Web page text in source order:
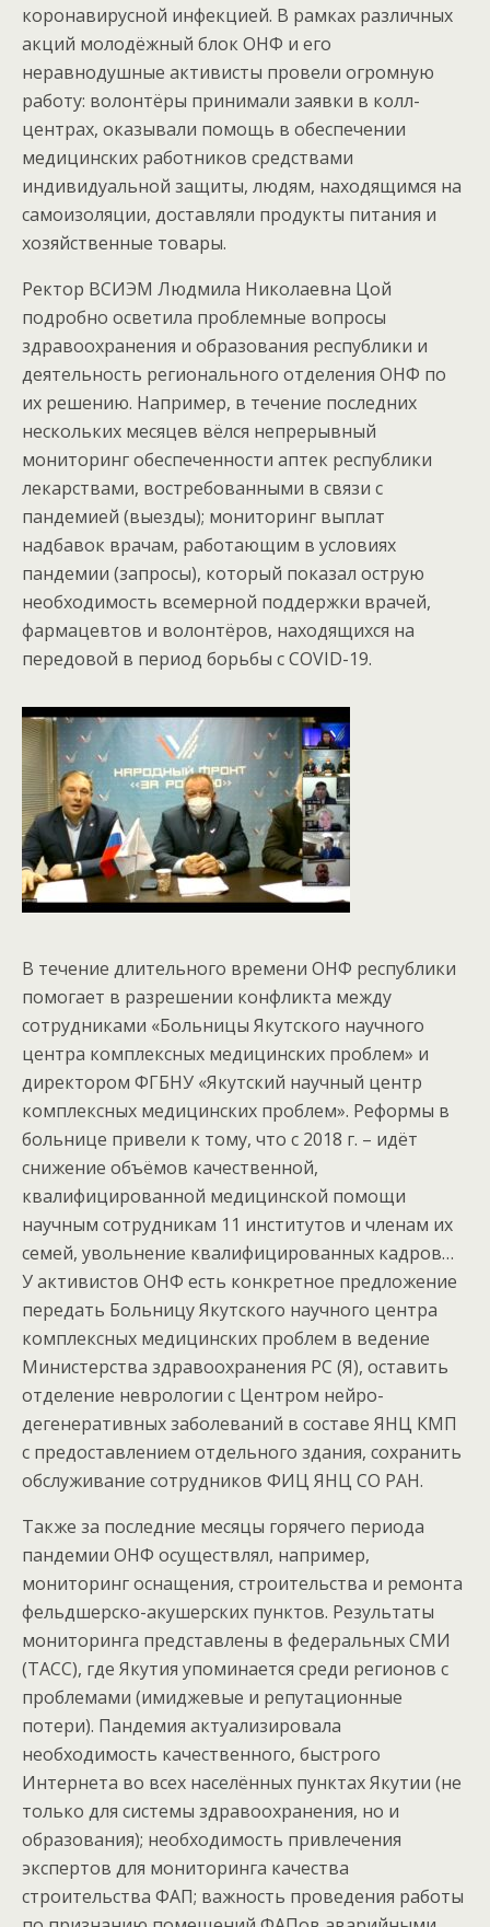
коронавирусной инфекцией. В рамках различных
акций молодёжный блок ОНФ и его
неравнодушные активисты провели огромную
работу: волонтёры принимали заявки в колл-
центрах, оказывали помощь в обеспечении
медицинских работников средствами
индивидуальной защиты, людям, находящимся на
самоизоляции, доставляли продукты питания и
хозяйственные товары.
Ректор ВСИЭМ Людмила Николаевна Цой
подробно осветила проблемные вопросы
здравоохранения и образования республики и
деятельность регионального отделения ОНФ по
их решению. Например, в течение последних
нескольких месяцев вёлся непрерывный
мониторинг обеспеченности аптек республики
лекарствами, востребованными в связи с
пандемией (выезды); мониторинг выплат
надбавок врачам, работающим в условиях
пандемии (запросы), который показал острую
необходимость всемерной поддержки врачей,
фармацевтов и волонтёров, находящихся на
передовой в период борьбы с COVID-19.
В течение длительного времени ОНФ республики
помогает в разрешении конфликта между
сотрудниками «Больницы Якутского научного
центра комплексных медицинских проблем» и
директором ФГБНУ «Якутский научный центр
комплексных медицинских проблем». Реформы в
больнице привели к тому, что с 2018 г. – идёт
снижение объёмов качественной,
квалифицированной медицинской помощи
научным сотрудникам 11 институтов и членам их
семей, увольнение квалифицированных кадров…
У активистов ОНФ есть конкретное предложение
передать Больницу Якутского научного центра
комплексных медицинских проблем в ведение
Министерства здравоохранения РС (Я), оставить
отделение неврологии с Центром нейро-
дегенеративных заболеваний в составе ЯНЦ КМП
с предоставлением отдельного здания, сохранить
обслуживание сотрудников ФИЦ ЯНЦ СО РАН.
Также за последние месяцы горячего периода
пандемии ОНФ осуществлял, например,
мониторинг оснащения, строительства и ремонта
фельдшерско-акушерских пунктов. Результаты
мониторинга представлены в федеральных СМИ
(ТАСС), где Якутия упоминается среди регионов с
проблемами (имиджевые и репутационные
потери). Пандемия актуализировала
необходимость качественного, быстрого
Интернета во всех населённых пунктах Якутии (не
только для системы здравоохранения, но и
образования); необходимость привлечения
экспертов для мониторинга качества
строительства ФАП; важность проведения работы